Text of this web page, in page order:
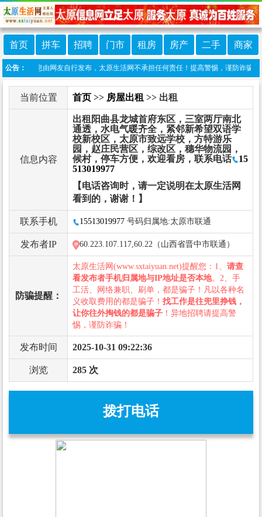
首页 拼车 招聘 门市 租房 房产 二手 商家
公告：
栏目信息由网友自行发布，太原生活网不承担任何责任！提高警惕，谨防诈骗！
当前位置 首页 >> 房屋出租 >> 出租
信息内容
出租阳曲县龙城首府东区，三室两厅南北
通透，水电气暖齐全，紧邻新希望双语学
校新校区，太原市致远学校，方特游乐
园，赵庄民营区，综改区，穗华物流园，
候村，停车方便，欢迎看房，联系电话
15
513019977
【电话咨询时，请一定说明在太原生活网
看到的，谢谢！】
联系手机 15513019977 号码归属地:太原市联通
发布者IP 60.223.107.117,60.22（山西省晋中市联通）
防骗提醒：
太原生活网(www.sxtaiyuan.net)提醒您：1、 请查
看发布者手机归属地与IP地址是否本地。2、手
工活、网络兼职、刷单，都是骗子！凡以各种名
义收取费用的都是骗子！ 找工作是往兜里挣钱，
让你往外掏钱的都是骗子 ！异地招聘请提高警
惕，谨防诈骗！
发布时间 2025-10-31 09:22:36
浏览 285 次
拨打电话